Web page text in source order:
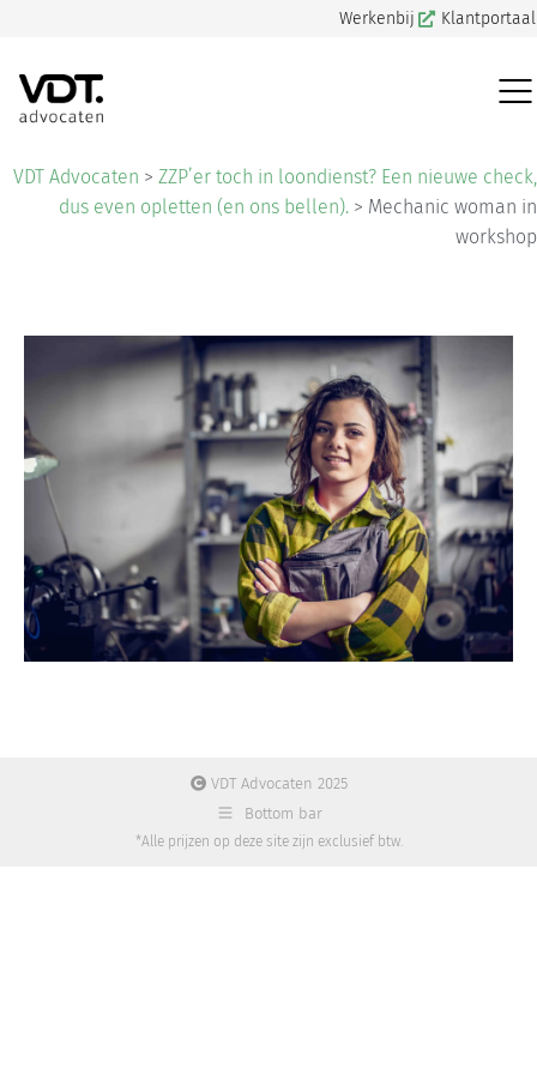
Werkenbij Klantportaal
VDT Advocaten > ZZP’er toch in loondienst? Een nieuwe check,
dus even opletten (en ons bellen). > Mechanic woman in
workshop
VDT Advocaten 2025
Bottom bar
*Alle prijzen op deze site zijn exclusief btw.